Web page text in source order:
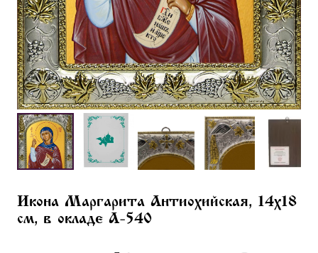
Икона Маргарита Антиохийская, 14х18
см, в окладе A-540